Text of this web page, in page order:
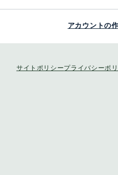
アカウントの
サイトポリシープライバシーポ